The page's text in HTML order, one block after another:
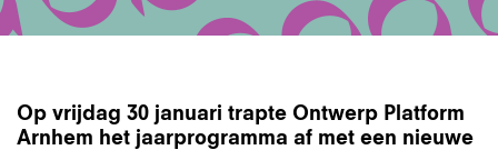
Op vrijdag 30 januari trapte Ontwerp Platform
Arnhem het jaarprogramma af met een nieuwe